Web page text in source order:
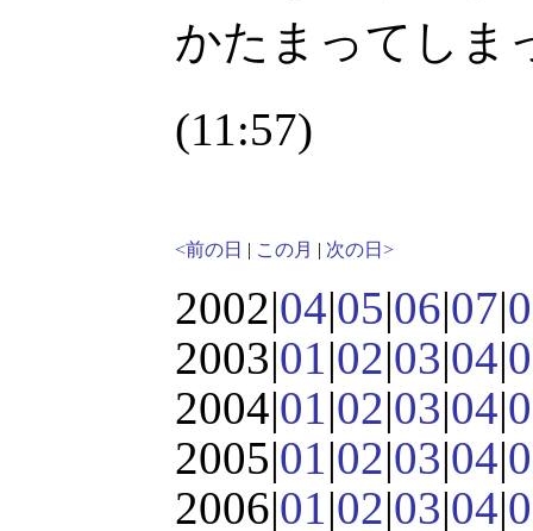
かたまってしま
(11:57)
<前の日 | この月 | 次の日>
2002|04|05|06|07|
2003|01|02|03|04|
2004|01|02|03|04|
2005|01|02|03|04|
2006|01|02|03|04|